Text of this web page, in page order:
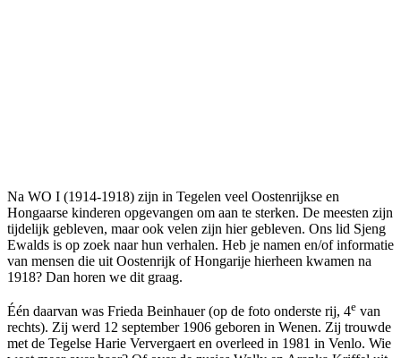
Na WO I (1914-1918) zijn in Tegelen veel Oostenrijkse en
Hongaarse kinderen opgevangen om aan te sterken. De meesten zijn
tijdelijk gebleven, maar ook velen zijn hier gebleven. Ons lid Sjeng
Ewalds is op zoek naar hun verhalen. Heb je namen en/of informatie
van mensen die uit Oostenrijk of Hongarije hierheen kwamen na
1918? Dan horen we dit graag.
Één daarvan was Frieda Beinhauer (op de foto onderste rij, 4e van
rechts). Zij werd 12 september 1906 geboren in Wenen. Zij trouwde
met de Tegelse Harie Ververgaert en overleed in 1981 in Venlo. Wie